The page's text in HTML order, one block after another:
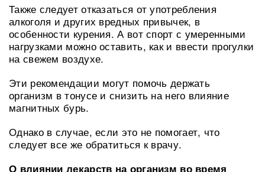
Также следует отказаться от употребления
алкоголя и других вредных привычек, в
особенности курения. А вот спорт с умеренными
нагрузками можно оставить, как и ввести прогулки
на свежем воздухе.
Эти рекомендации могут помочь держать
организм в тонусе и снизить на него влияние
магнитных бурь.
Однако в случае, если это не помогает, что
следует все же обратиться к врачу.
О влиянии лекарств на организм во время